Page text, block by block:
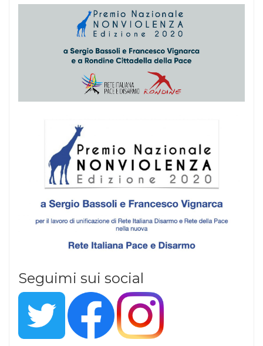
Seguimi sui social